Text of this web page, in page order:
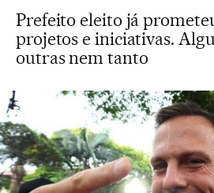
Prefeito eleito já
projetos e iniciativas.
outras nem tanto